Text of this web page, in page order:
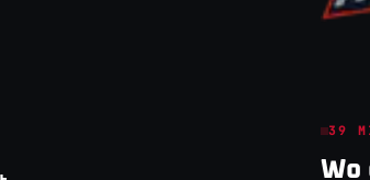
39
Wo